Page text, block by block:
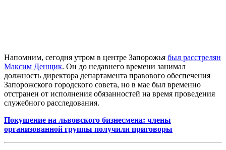
Напомним, сегодня утром в центре Запорожья был расстрелян
Максим Денщик. Он до недавнего времени занимал
должность директора департамента правового обеспечения
Запорожского городского совета, но в мае был временно
отстранен от исполнения обязанностей на время проведения
служебного расследования.
Покушение на львовского бизнесмена: члены
организованной группы получили приговоры